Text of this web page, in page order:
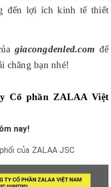
đến lợi ích kinh tế thiết
giacongdenled.com để
chăng bạn nhé!
Cổ phần ZALAA Việt
nay!
của ZALAA JSC